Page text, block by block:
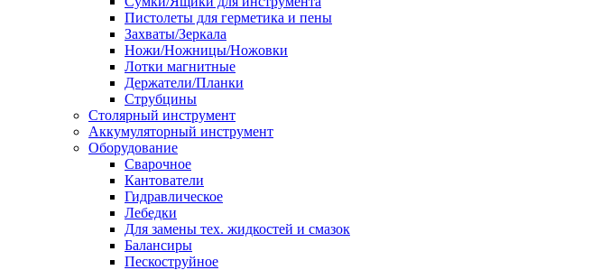
Пистолеты для герметика и пены
Захваты/Зеркала
Ножи/Ножницы/Ножовки
Лотки магнитные
Держатели/Планки
Струбцины
Столярный инструмент
Аккумуляторный инструмент
Оборудование
Сварочное
Кантователи
Гидравлическое
Лебедки
Для замены тех. жидкостей и смазок
Балансиры
Пескоструйное